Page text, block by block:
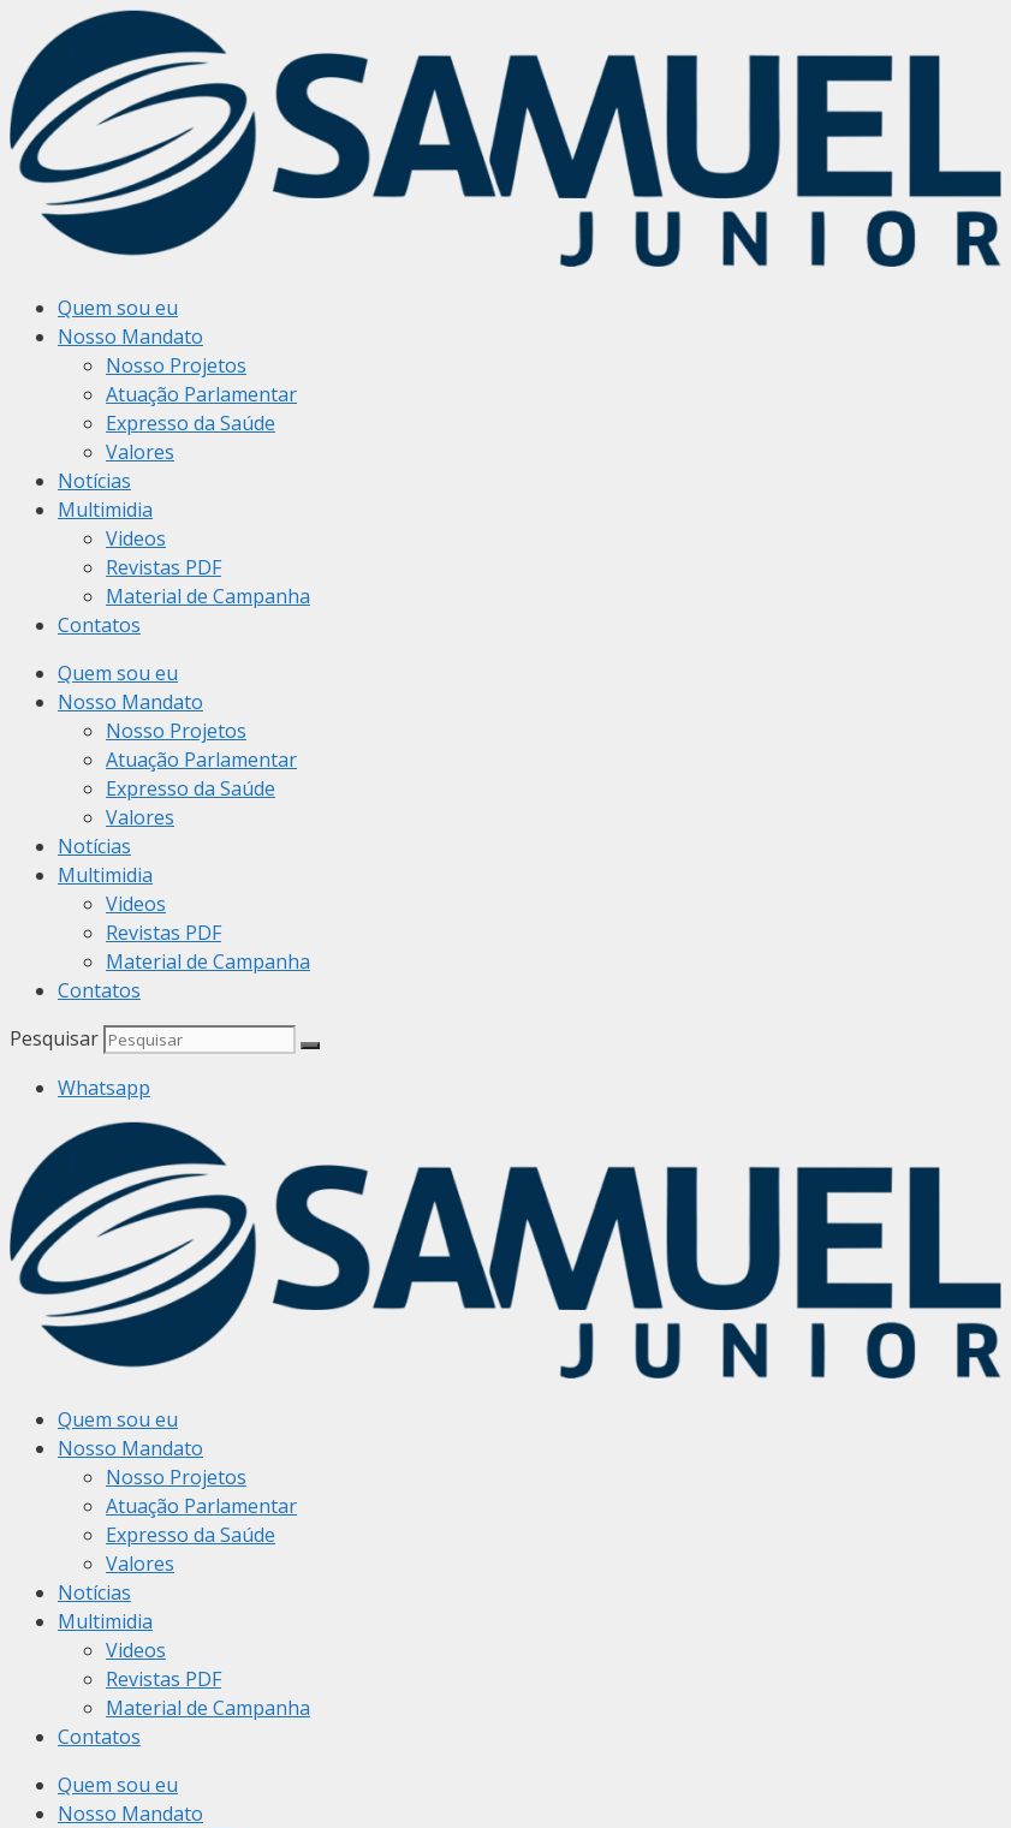
para
o
conteúdo
Quem sou eu
Nosso Mandato
Nosso Projetos
Atuação Parlamentar
Expresso da Saúde
Valores
Notícias
Multimidia
Videos
Revistas PDF
Material de Campanha
Contatos
Quem sou eu
Nosso Mandato
Nosso Projetos
Atuação Parlamentar
Expresso da Saúde
Valores
Notícias
Multimidia
Videos
Revistas PDF
Material de Campanha
Contatos
Pesquisar
Whatsapp
Quem sou eu
Nosso Mandato
Nosso Projetos
Atuação Parlamentar
Expresso da Saúde
Valores
Notícias
Multimidia
Videos
Revistas PDF
Material de Campanha
Contatos
Quem sou eu
Nosso Mandato